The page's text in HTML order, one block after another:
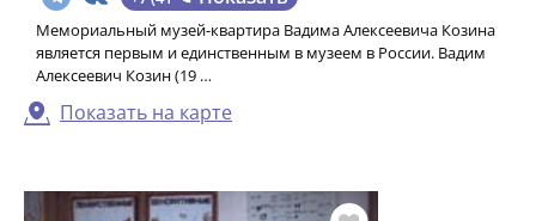
Мемориальный музей-квартира Вадима Алексеевича Козина
является первым и единственным в музеем в России. Вадим
Алексеевич Козин (19 …
Показать на карте